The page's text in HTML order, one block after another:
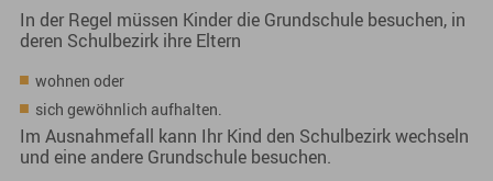
In der Regel müssen Kinder die Grundschule besuchen, in
deren Schulbezirk ihre Eltern
wohnen oder
sich gewöhnlich aufhalten.
Im Ausnahmefall kann Ihr Kind den Schulbezirk wechseln
und eine andere Grundschule besuchen.